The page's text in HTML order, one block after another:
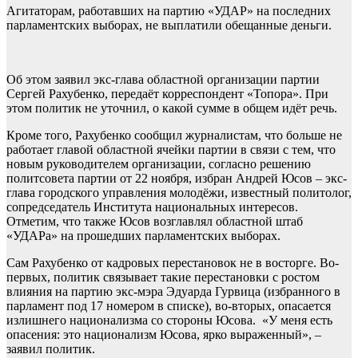
Агитаторам, работавших на партию «УДАР» на последних
парламентских выборах, не выплатили обещанные деньги.
Об этом заявил экс-глава областной организации партии
Сергей Рахубенко, передаёт корреспондент «Топора». При
этом политик не уточнил, о какой сумме в общем идёт речь.
Кроме того, Рахубенко сообщил журналистам, что больше не
работает главой областной ячейки партии в связи с тем, что
новым руководителем организации, согласно решению
политсовета партии от 22 ноября, избран Андрей Юсов – экс-
глава городского управления молодёжи, известный политолог,
сопредседатель Института национальных интересов.
Отметим, что также Юсов возглавлял областной штаб
«УДАРа» на прошедших парламентских выборах.
Сам Рахубенко от кадровых перестановок не в восторге. Во-
первых, политик связывает такие перестановки с ростом
влияния на партию экс-мэра Эдуарда Гурвица (избранного в
парламент под 17 номером в списке), во-вторых, опасается
излишнего национализма со стороны Юсова. «У меня есть
опасения: это национализм Юсова, ярко выраженный», –
заявил политик.